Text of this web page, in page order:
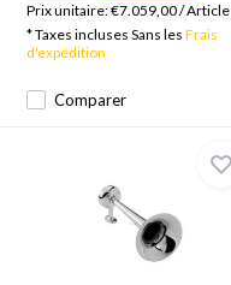
Comparer
Prix unitaire:€7.059,00/Article
* Taxes incluses Sans lesFrais
d'expédition